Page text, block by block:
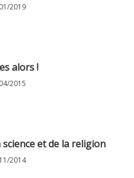
2019
alors !
2015
et de la religion
2014